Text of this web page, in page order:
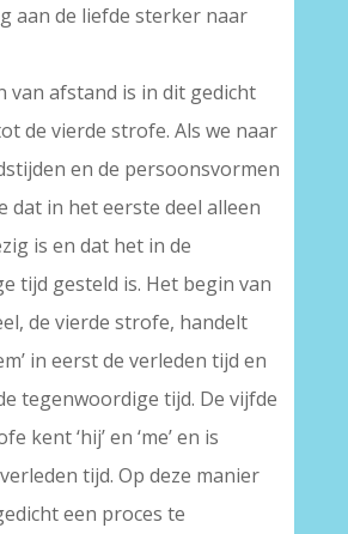
aan de liefde sterker naar
van afstand is in dit gedicht
de vierde strofe. Als we naar
en de persoonsvormen
dat in het eerste deel alleen
is en dat het in de
tijd gesteld is. Het begin van
de vierde strofe, handelt
in eerst de verleden tijd en
tegenwoordige tijd. De vijfde
kent ‘hij’ en ‘me’ en is
tijd. Op deze manier
een proces te